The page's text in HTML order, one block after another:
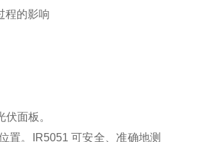
程的影响
面板。
置。IR5051 可安全、准确地测